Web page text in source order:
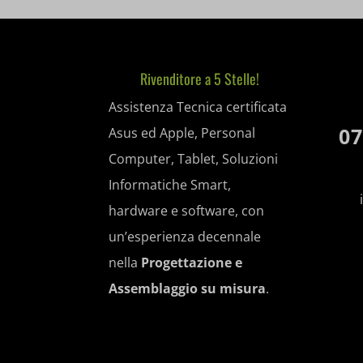
Rivenditore a 5 Stelle!
Assistenza Tecnica certificata
Asus ed Apple, Personal
Computer, Tablet, Soluzioni
Informatiche Smart,
hardware e software, con
un’esperienza decennale
nella Progettazione e
Assemblaggio su misura.
_gcl_au
_gcl_gs